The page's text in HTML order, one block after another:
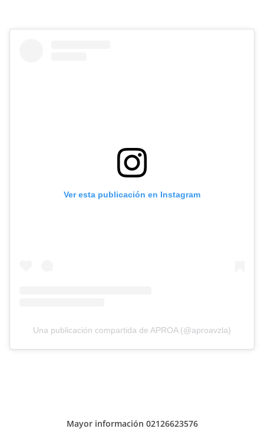
Ver esta publicación en Instagram
Una publicación compartida de APROA (@aproavzla)
Mayor información 02126623576